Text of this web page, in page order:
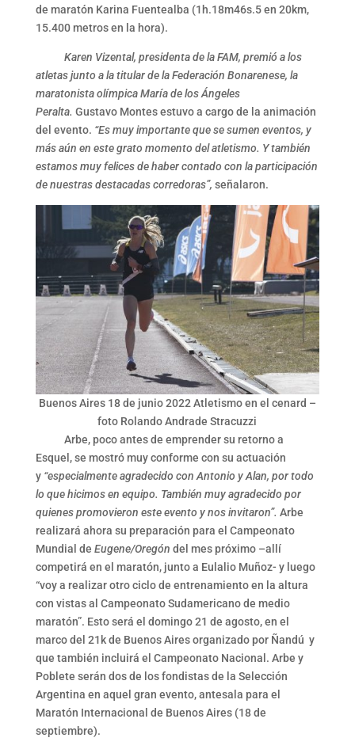
de maratón Karina Fuentealba (1h.18m46s.5 en 20km,
15.400 metros en la hora).
Karen Vizental, presidenta de la FAM, premió a los
atletas junto a la titular de la Federación Bonarenese, la
maratonista olímpica María de los Ángeles
Peralta. Gustavo Montes estuvo a cargo de la animación
del evento. “Es muy importante que se sumen eventos, y
más aún en este grato momento del atletismo. Y también
estamos muy felices de haber contado con la participación
de nuestras destacadas corredoras”, señalaron.
Buenos Aires 18 de junio 2022 Atletismo en el cenard –
foto Rolando Andrade Stracuzzi
Arbe, poco antes de emprender su retorno a
Esquel, se mostró muy conforme con su actuación
y “especialmente agradecido con Antonio y Alan, por todo
lo que hicimos en equipo. También muy agradecido por
quienes promovieron este evento y nos invitaron”. Arbe
realizará ahora su preparación para el Campeonato
Mundial de Eugene/Oregón del mes próximo –allí
competirá en el maratón, junto a Eulalio Muñoz- y luego
“voy a realizar otro ciclo de entrenamiento en la altura
con vistas al Campeonato Sudamericano de medio
maratón”. Esto será el domingo 21 de agosto, en el
marco del 21k de Buenos Aires organizado por Ñandú y
que también incluirá el Campeonato Nacional. Arbe y
Poblete serán dos de los fondistas de la Selección
Argentina en aquel gran evento, antesala para el
Maratón Internacional de Buenos Aires (18 de
septiembre).